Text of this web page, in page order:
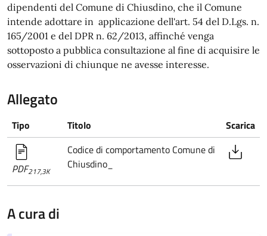
dipendenti del Comune di Chiusdino, che il Comune
intende adottare in applicazione dell'art. 54 del D.Lgs. n.
165/2001 e del DPR n. 62/2013, affinché venga
sottoposto a pubblica consultazione al fine di acquisire le
osservazioni di chiunque ne avesse interesse.
Allegato
Tipo Titolo Scarica
PDF217,3K
Codice di comportamento Comune di
Chiusdino_
A cura di